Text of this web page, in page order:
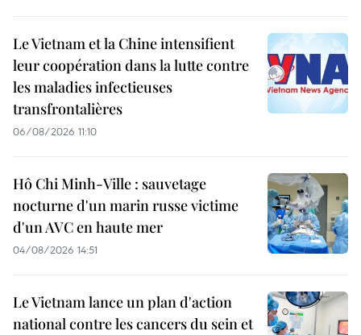
Le Vietnam et la Chine intensifient
leur coopération dans la lutte contre
les maladies infectieuses
transfrontalières
06/08/2026 11:10
Hô Chi Minh-Ville : sauvetage
nocturne d'un marin russe victime
d'un AVC en haute mer
04/08/2026 14:51
Le Vietnam lance un plan d'action
national contre les cancers du sein et